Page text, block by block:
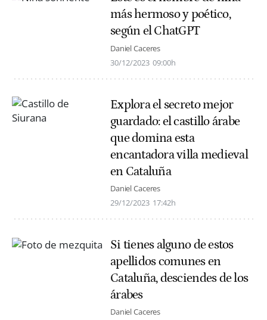
más hermoso y poético,
según el ChatGPT
Daniel Caceres
30/12/2023 09:00h
Explora el secreto mejor
guardado: el castillo árabe
que domina esta
encantadora villa medieval
en Cataluña
Daniel Caceres
29/12/2023 17:42h
Si tienes alguno de estos
apellidos comunes en
Cataluña, desciendes de los
árabes
Daniel Caceres